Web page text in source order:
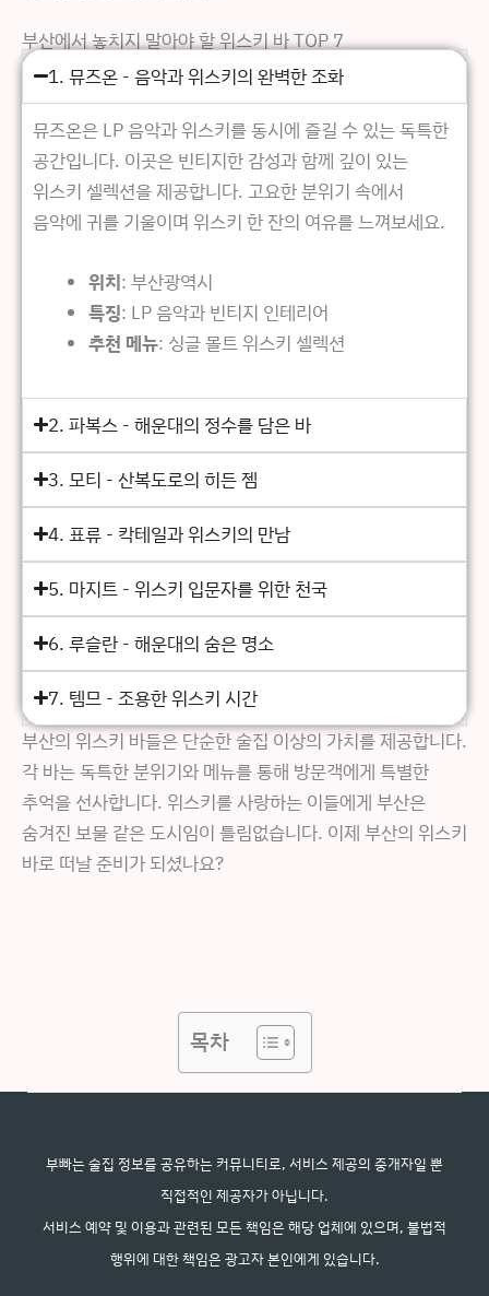
부산에서 놓치지 말아야 할 위스키 바 TOP 7
1. 뮤즈온 - 음악과 위스키의 완벽한 조화
뮤즈온은 LP 음악과 위스키를 동시에 즐길 수 있는 독특한
공간입니다. 이곳은 빈티지한 감성과 함께 깊이 있는
위스키 셀렉션을 제공합니다. 고요한 분위기 속에서
음악에 귀를 기울이며 위스키 한 잔의 여유를 느껴보세요.
위치: 부산광역시
특징: LP 음악과 빈티지 인테리어
추천 메뉴: 싱글 몰트 위스키 셀렉션
2. 파복스 - 해운대의 정수를 담은 바
3. 모티 - 산복도로의 히든 젬
4. 표류 - 칵테일과 위스키의 만남
5. 마지트 - 위스키 입문자를 위한 천국
6. 루슬란 - 해운대의 숨은 명소
7. 템므 - 조용한 위스키 시간
부산의 위스키 바들은 단순한 술집 이상의 가치를 제공합니다.
각 바는 독특한 분위기와 메뉴를 통해 방문객에게 특별한
추억을 선사합니다. 위스키를 사랑하는 이들에게 부산은
숨겨진 보물 같은 도시임이 틀림없습니다. 이제 부산의 위스키
바로 떠날 준비가 되셨나요?
목차
부빠는 술집 정보를 공유하는 커뮤니티로, 서비스 제공의 중개자일 뿐
직접적인 제공자가 아닙니다.
서비스 예약 및 이용과 관련된 모든 책임은 해당 업체에 있으며, 불법적
행위에 대한 책임은 광고자 본인에게 있습니다.